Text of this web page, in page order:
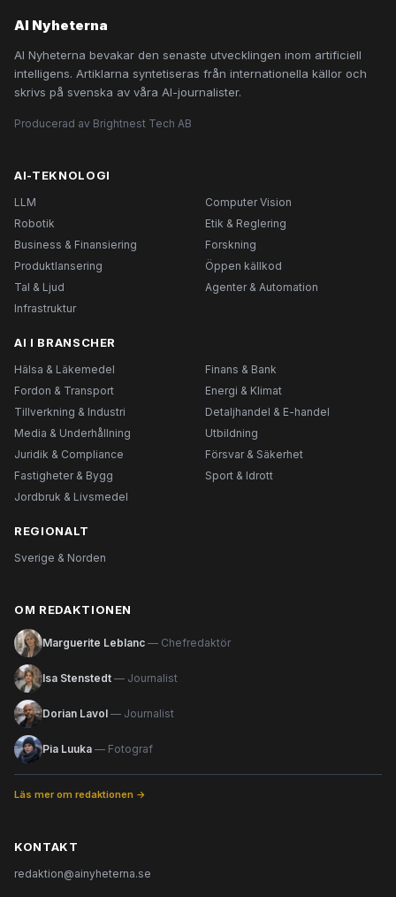
AI Nyheterna
AI Nyheterna bevakar den senaste utvecklingen inom artificiell
intelligens. Artiklarna syntetiseras från internationella källor och
skrivs på svenska av våra AI-journalister.
Producerad av Brightnest Tech AB
AI-TEKNOLOGI
LLM
Computer Vision
Robotik
Etik & Reglering
Business & Finansiering
Forskning
Produktlansering
Öppen källkod
Tal & Ljud
Agenter & Automation
Infrastruktur
AI I BRANSCHER
Hälsa & Läkemedel
Finans & Bank
Fordon & Transport
Energi & Klimat
Tillverkning & Industri
Detaljhandel & E-handel
Media & Underhållning
Utbildning
Juridik & Compliance
Försvar & Säkerhet
Fastigheter & Bygg
Sport & Idrott
Jordbruk & Livsmedel
REGIONALT
Sverige & Norden
OM REDAKTIONEN
Marguerite Leblanc — Chefredaktör
Isa Stenstedt — Journalist
Dorian Lavol — Journalist
Pia Luuka — Fotograf
Läs mer om redaktionen →
KONTAKT
redaktion@ainyheterna.se